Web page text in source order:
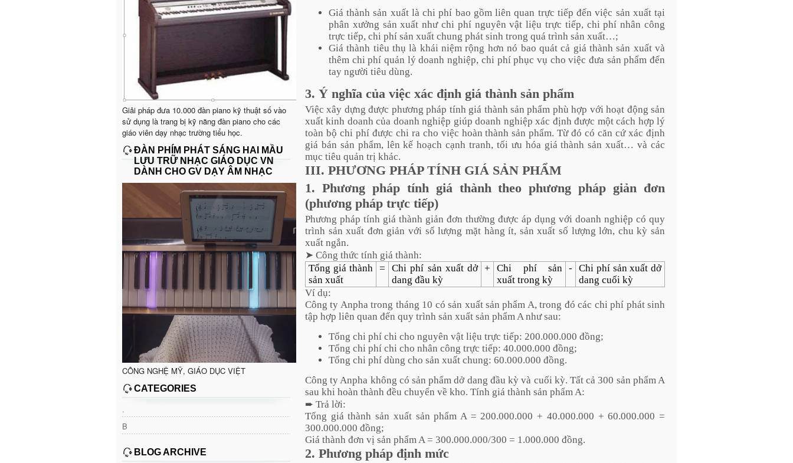
Giải pháp đưa 10.000 đàn piano kỹ thuật số vào
sử dụng là trang bị kỹ năng đàn piano cho các
giáo viên dạy nhạc trường tiểu học.
ĐÀN PHÍM PHÁT SÁNG HAI MẦU
LƯU TRỮ NHẠC GIÁO DỤC VN
DÀNH CHO GV DẠY ÂM NHẠC
CÔNG NGHỆ MỸ, GIÁO DỤC VIỆT
CATEGORIES
.
B
BLOG ARCHIVE
Giá thành sản xuất là chi phí bao gồm liên quan trực tiếp đến việc sản xuất tại
phân xưởng sản xuất như chi phí nguyên vật liệu trực tiếp, chi phí nhân công
trực tiếp, chi phí sản xuất chung phát sinh trong quá trình sản xuất…;
Giá thành tiêu thụ là khái niệm rộng hơn nó bao quát cả giá thành sản xuất và
thêm chi phí quản lý doanh nghiệp, chi phí phục vụ cho việc đưa sản phẩm đến
tay người tiêu dùng.
3. Ý nghĩa của việc xác định giá thành sản phẩm
Việc xây dựng được phương pháp tính giá thành sản phẩm phù hợp với hoạt động sản
xuất kinh doanh của doanh nghiệp giúp doanh nghiệp xác định được một cách hợp lý
toàn bộ chi phí được chi ra cho việc hoàn thành sản phẩm. Từ đó có căn cứ xác định
giá bán sản phẩm, lên kế hoạch cạnh tranh, tối ưu hóa giá thành sản xuất… và các
mục tiêu quản trị khác.
III. PHƯƠNG PHÁP TÍNH GIÁ SẢN PHẨM
1. Phương pháp tính giá thành theo phương pháp giản đơn
(phương pháp trực tiếp)
Phương pháp tính giá thành giản đơn thường được áp dụng với doanh nghiệp có quy
trình sản xuất đơn giản với số lượng mặt hàng ít, sản xuất số lượng lớn, chu kỳ sản
xuất ngắn.
➤ Công thức tính giá thành:
Tổng giá thành
sản xuất
=
Chi phí sản xuất dở
dang đầu kỳ
+
Chi phí sản
xuất trong kỳ
-
Chi phí sản xuất dở
dang cuối kỳ
Ví dụ:
Công ty Anpha trong tháng 10 có sản xuất sản phẩm A, trong đó các chi phí phát sinh
tập hợp liên quan đến quy trình sản xuất sản phẩm A như sau:
Tổng chi phí chi cho nguyên vật liệu trực tiếp: 200.000.000 đồng;
Tổng chi phí chi cho nhân công trực tiếp: 40.000.000 đồng;
Tổng chi phí dùng cho sản xuất chung: 60.000.000 đồng.
Công ty Anpha không có sản phẩm dở dang đầu kỳ và cuối kỳ. Tất cả 300 sản phẩm A
sau khi hoàn thành đều chuyển về kho. Tính giá thành sản phẩm A:
➨ Trả lời:
Tổng giá thành sản xuất sản phẩm A = 200.000.000 + 40.000.000 + 60.000.000 =
300.000.000 đồng;
Giá thành đơn vị sản phẩm A = 300.000.000/300 = 1.000.000 đồng.
2. Phương pháp định mức